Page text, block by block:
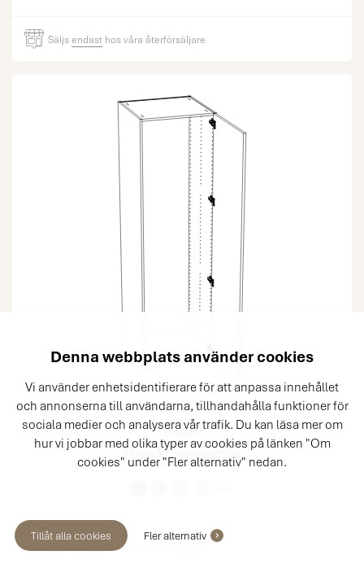
Denna webbplats använder cookies
Vi använder enhetsidentifierare för att anpassa innehållet
och annonserna till användarna, tillhandahålla funktioner för
sociala medier och analysera vår trafik. Du kan läsa mer om
hur vi jobbar med olika typer av cookies på länken "Om
cookies" under "Fler alternativ" nedan.
Tillåt alla cookies Fler alternativ
Säljsendast hos våra återförsäljare
EHSK6
Högskåp, utan inredning
Säljsendasthos våra återförsäljare